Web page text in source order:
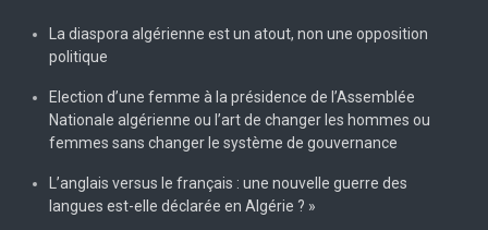
La diaspora algérienne est un atout, non une opposition
politique
Election d’une femme à la présidence de l’Assemblée
Nationale algérienne ou l’art de changer les hommes ou
femmes sans changer le système de gouvernance
L’anglais versus le français : une nouvelle guerre des
langues est-elle déclarée en Algérie ? »